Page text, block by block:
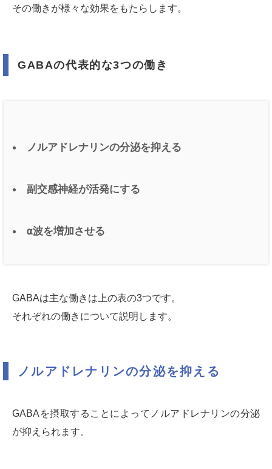
その働きが様々な効果をもたらします。
GABAの代表的な3つの働き
ノルアドレナリンの分泌を抑える
副交感神経が活発にする
α波を増加させる
GABAは主な働きは上の表の3つです。
それぞれの働きについて説明します。
ノルアドレナリンの分泌を抑える
GABAを摂取することによってノルアドレナリンの分泌
が抑えられます。